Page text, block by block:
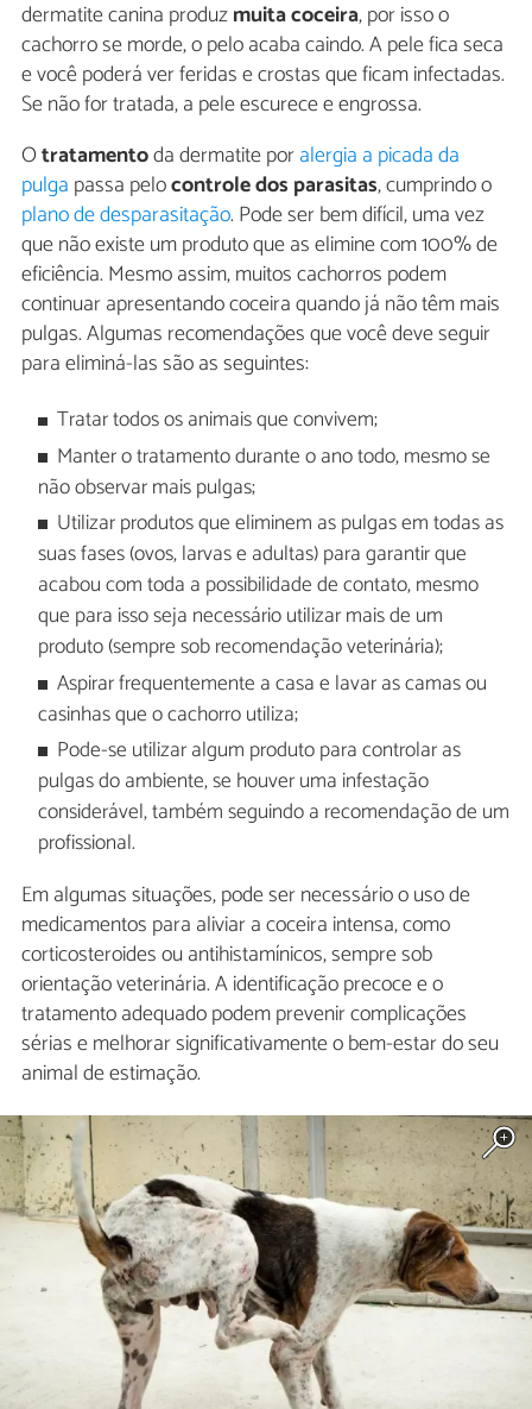
dermatite canina produzmuita coceira, por isso o
cachorro se morde, o pelo acaba caindo. A pele fica seca
e você poderá ver feridas e crostas que ficam infectadas.
Se não for tratada, a pele escurece e engrossa.
Otratamentoda dermatite poralergia a picada da
pulga passa pelocontrole dos parasitas, cumprindo o
plano de desparasitação. Pode ser bem difícil, uma vez
que não existe um produto que as elimine com 100% de
eficiência. Mesmo assim, muitos cachorros podem
continuar apresentando coceira quando já não têm mais
pulgas. Algumas recomendações que você deve seguir
para eliminá-las são as seguintes:
Tratar todos os animais que convivem;
Manter o tratamento durante o ano todo, mesmo se
não observar mais pulgas;
Utilizar produtos que eliminem as pulgas em todas as
suas fases (ovos, larvas e adultas) para garantir que
acabou com toda a possibilidade de contato, mesmo
que para isso seja necessário utilizar mais de um
produto (sempre sob recomendação veterinária);
Aspirar frequentemente a casa e lavar as camas ou
casinhas que o cachorro utiliza;
Pode-se utilizar algum produto para controlar as
pulgas do ambiente, se houver uma infestação
considerável, também seguindo a recomendação de um
profissional.
Em algumas situações, pode ser necessário o uso de
medicamentos para aliviar a coceira intensa, como
corticosteroides ou antihistamínicos, sempre sob
orientação veterinária. A identificação precoce e o
tratamento adequado podem prevenir complicações
sérias e melhorar significativamente o bem-estar do seu
animal de estimação.